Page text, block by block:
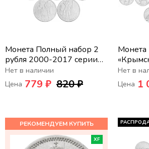
Монета Полный набор 2
рубля 2000-2017 серии
«Города герои» (9 шт)
Нет в наличии
Цена 779 ₽ 820 ₽
Монета
монет +
Нет в
Цена 1
XF